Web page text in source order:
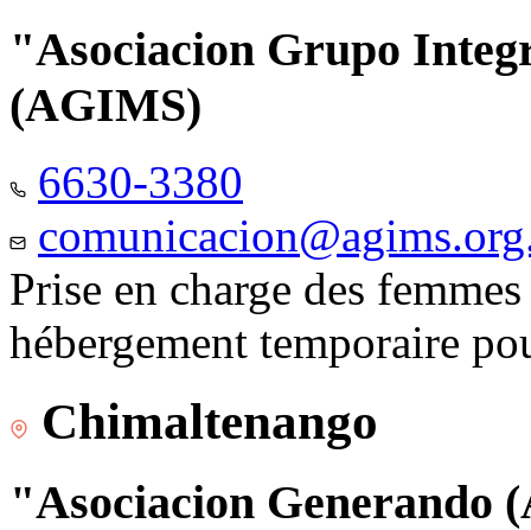
"Asociacion Grupo
(AGIMS)
6630-3380
Prise en charge des
hébergement temporaire
Chimaltenango
"Asociacion Generando